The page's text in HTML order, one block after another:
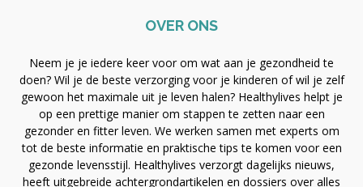
OVER ONS
Neem je je iedere keer voor om wat aan je gezondheid te
doen? Wil je de beste verzorging voor je kinderen of wil je zelf
gewoon het maximale uit je leven halen? Healthylives helpt je
op een prettige manier om stappen te zetten naar een
gezonder en fitter leven. We werken samen met experts om
tot de beste informatie en praktische tips te komen voor een
gezonde levensstijl. Healthylives verzorgt dagelijks nieuws,
heeft uitgebreide achtergrondartikelen en dossiers over alles